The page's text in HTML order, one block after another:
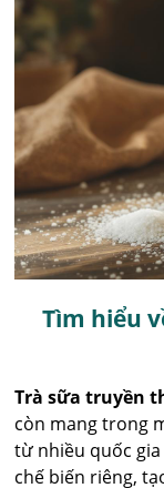
Tìm hiểu
Trà sữa truyền
còn mang trong
từ nhiều quốc gia
chế biến riêng,